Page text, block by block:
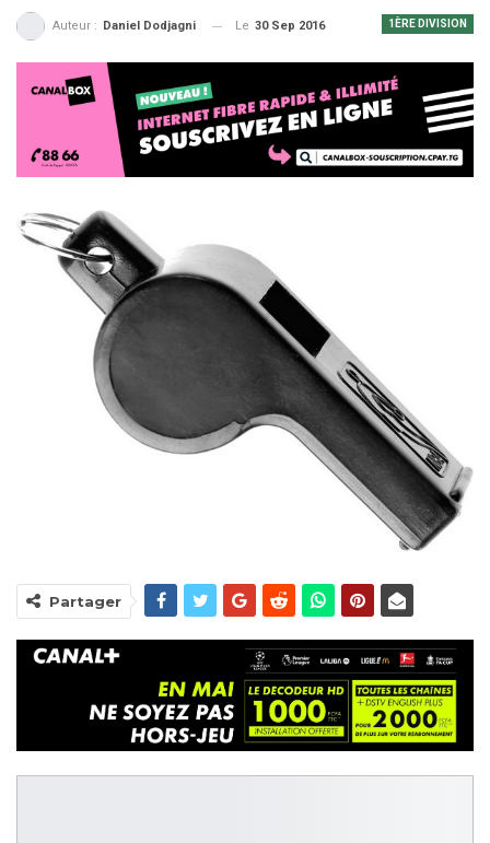
1ÈRE DIVISION
Auteur : Daniel Dodjagni Le 30 Sep 2016
Partager